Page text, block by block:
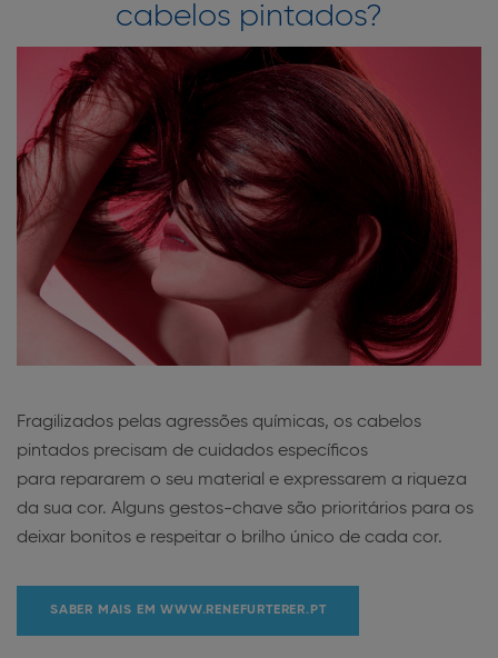
cabelos pintados?
Fragilizados pelas agressões químicas, os cabelos
pintados precisam de cuidados específicos
para repararem o seu material e expressarem a riqueza
da sua cor. Alguns gestos-chave são prioritários para os
deixar bonitos e respeitar o brilho único de cada cor.
SABER MAIS EM WWW.RENEFURTERER.PT